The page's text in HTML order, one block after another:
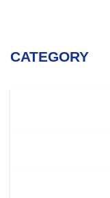
CATEGORY